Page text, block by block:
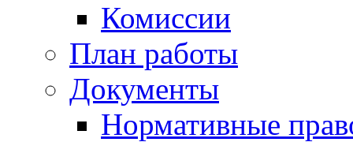
Комиссии
План работы
Документы
Нормативные